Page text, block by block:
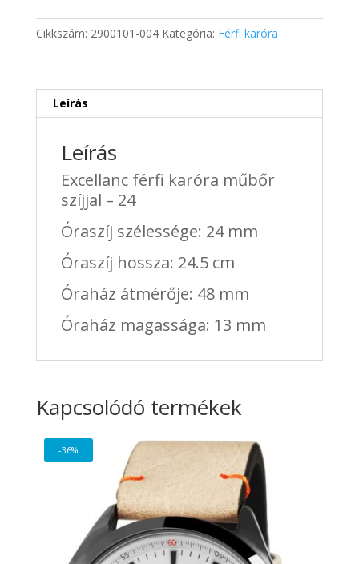
szíjjal
Cikkszám: 2900101-004 Kategória: Férfi karóra
Leírás
Leírás
Excellanc férfi karóra műbőr
szíjjal – 24
Óraszíj szélessége: 24 mm
Óraszíj hossza: 24.5 cm
Óraház átmérője: 48 mm
Óraház magassága: 13 mm
Kapcsolódó termékek
-36%